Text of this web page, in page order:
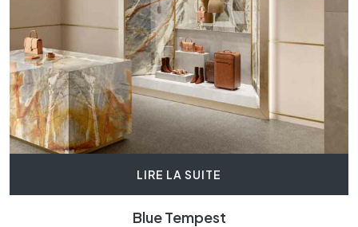
LIRE LA SUITE
Blue Tempest